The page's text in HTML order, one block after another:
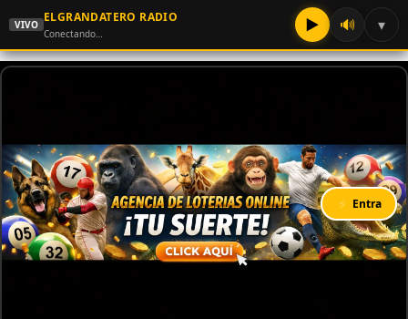
VIVO
ELGRANDATERO RADIO
Conectando… ▶ 🔊 ▾
⚡ Entra